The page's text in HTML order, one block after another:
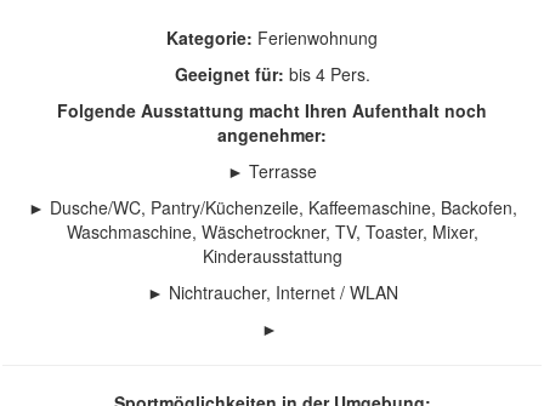
Kategorie: Ferienwohnung
Geeignet für: bis 4 Pers.
Folgende Ausstattung macht Ihren Aufenthalt noch
angenehmer:
► Terrasse
► Dusche/WC, Pantry/Küchenzeile, Kaffeemaschine, Backofen,
Waschmaschine, Wäschetrockner, TV, Toaster, Mixer,
Kinderausstattung​
► Nichtraucher, Internet / WLAN
►